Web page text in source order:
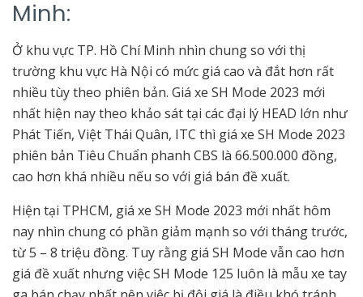
Minh:
Ở khu vực TP. Hồ Chí Minh nhìn chung so với thị
trường khu vực Hà Nội có mức giá cao và đắt hơn rất
nhiều tùy theo phiên bản. Giá xe SH Mode 2023 mới
nhất hiện nay theo khảo sát tại các đại lý HEAD lớn như
Phát Tiến, Việt Thái Quân, ITC thì giá xe SH Mode 2023
phiên bản Tiêu Chuẩn phanh CBS là 66.500.000 đồng,
cao hơn khá nhiều nếu so với giá bán đề xuất.
Hiện tại TPHCM, giá xe SH Mode 2023 mới nhất hôm
nay nhìn chung có phần giảm mạnh so với tháng trước,
từ 5 – 8 triệu đồng. Tuy rằng giá SH Mode vẫn cao hơn
giá đề xuất nhưng việc SH Mode 125 luôn là mẫu xe tay